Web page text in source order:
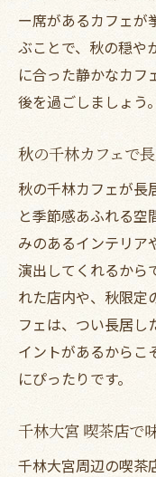
ー席があるカフェが
ぶことで、秋の穏や
に合った静かなカフ
後を過ごしましょう。
秋の千林カフェで
秋の千林カフェが長
と季節感あふれる空
みのあるインテリア
演出してくれるから
れた店内や、秋限定
フェは、つい長居し
イントがあるからこ
にぴったりです。
千林大宮 喫茶店で
千林大宮周辺の喫茶